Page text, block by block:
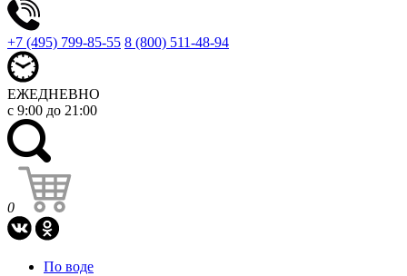
+7 (495) 799-85-55 8 (800) 511-48-94
ЕЖЕДНЕВНО
с 9:00 до 21:00
0
По воде